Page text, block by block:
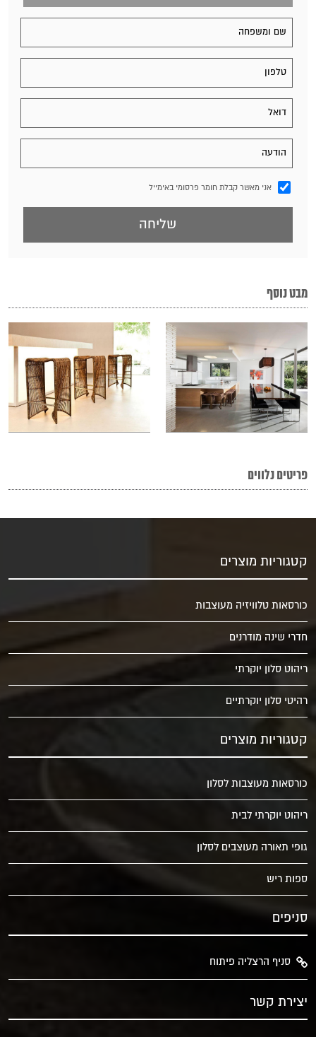
אני מאשר קבלת חומר פרסומי באימייל
מבט נוסף
פריטים נלווים
קטגוריות מוצרים
כורסאות טלוויזיה מעוצבות
חדרי שינה מודרנים
ריהוט סלון יוקרתי
רהיטי סלון יוקרתיים
קטגוריות מוצרים
כורסאות מעוצבות לסלון
ריהוט יוקרתי לבית
גופי תאורה מעוצבים לסלון
ספות ריש
סניפים
סניף הרצליה פיתוח
יצירת קשר